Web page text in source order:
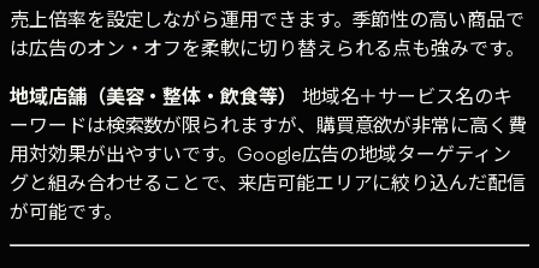
売上倍率を設定しながら運用できます。季節性の高い商品で
は広告のオン・オフを柔軟に切り替えられる点も強みです。
地域店舗（美容・整体・飲食等）
地域名＋サービス名のキ
ーワードは検索数が限られますが、購買意欲が非常に高く費
用対効果が出やすいです。Google広告の地域ターゲティン
グと組み合わせることで、来店可能エリアに絞り込んだ配信
が可能です。